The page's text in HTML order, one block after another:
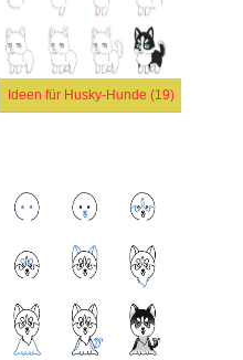
Ideen für Husky-Hunde (19)